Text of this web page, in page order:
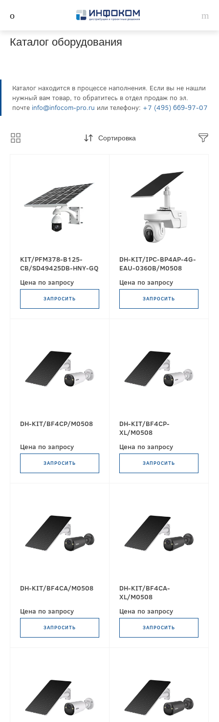
Каталог оборудования
Каталог находится в процессе наполнения. Если вы не нашли
нужный вам товар, то обратитесь в отдел продаж по эл.
почте info@infocom-pro.ru или телефону: +7 (495) 669-97-07
Сортировка
KIT/PFM378-B125-
CB/SD49425DB-HNY-GQ
Цена по запросу
ЗАПРОСИТЬ
DH-KIT/IPC-BP4AP-4G-
EAU-0360B/M0508
Цена по запросу
ЗАПРОСИТЬ
DH-KIT/BF4CP/M0508
Цена по запросу
ЗАПРОСИТЬ
DH-KIT/BF4CP-
XL/M0508
Цена по запросу
ЗАПРОСИТЬ
DH-KIT/BF4CA/M0508
Цена по запросу
ЗАПРОСИТЬ
DH-KIT/BF4CA-
XL/M0508
Цена по запросу
ЗАПРОСИТЬ